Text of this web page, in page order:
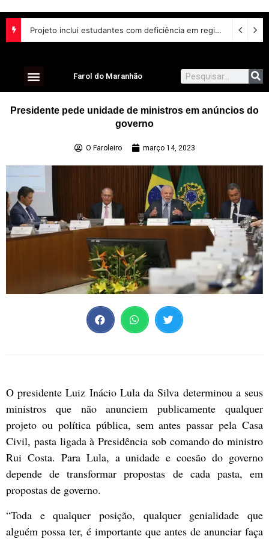
Lei aumenta penas para violência sexual digital contra crianças e adolescentes e endurece punições
Farol do Maranhão
Presidente pede unidade de ministros em anúncios do
governo
O Faroleiro março 14, 2023
O presidente Luiz Inácio Lula da Silva determinou a seus
ministros que não anunciem publicamente qualquer
projeto ou política pública, sem antes passar pela Casa
Civil, pasta ligada à Presidência sob comando do ministro
Rui Costa. Para Lula, a unidade e coesão do governo
depende de transformar propostas de cada pasta, em
propostas de governo.
“Toda e qualquer posição, qualquer genialidade que
alguém possa ter, é importante que antes de anunciar faça